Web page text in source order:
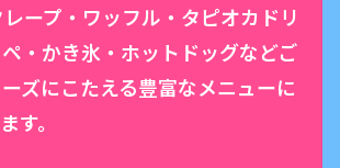
ープ・ワッフル・タピオカドリ
・かき氷・ホットドッグなどご
ズにこたえる豊富なメニューに
す。